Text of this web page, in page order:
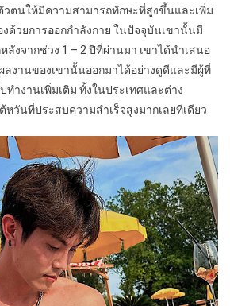
ตนให้มีความสามารถทักษะที่สูงขึ้นและเพิ่ม
ด้วยการออกกำลังกาย ในปัจจุบันเขานั้นมี
ลังจากช่วง 1 – 2 ปีที่ผ่านมา เขาได้นำเสนอ
ลงานของเขานั้นออกมาได้อย่างดูดีและมีผู้ที่
ทำงานเพิ่มเติม ทั้งในประเทศและต่าง
หวันที่ประสบความสำเร็จสูงมากเลยทีเดียว